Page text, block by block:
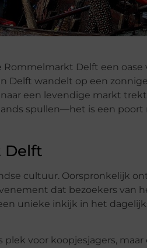
Delft een oase
Delft wandelt op een
een levendige markt
spullen—het is een poort
Delft
cultuur. Oorspronkelijk
dat bezoekers van
unieke inkijk in het
voor koopjesjagers, maar